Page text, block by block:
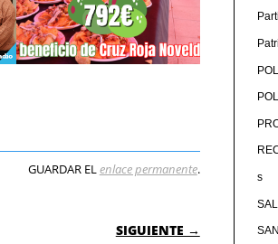
GUARDAR EL enlace permanente.
SIGUIENTE →
s